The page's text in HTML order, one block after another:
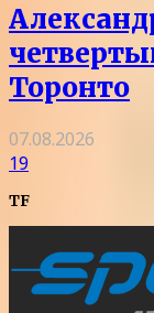
Торонто
07.08.2026
19
TF